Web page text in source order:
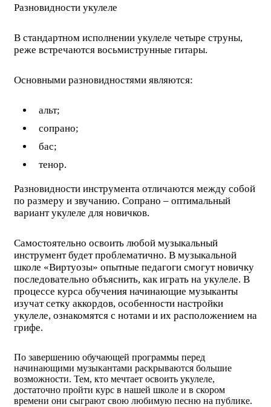
Разновидности укулеле
В стандартном исполнении укулеле четыре струны,
реже встречаются восьмиструнные гитары.
Основными разновидностями являются:
альт;
сопрано;
бас;
тенор.
Разновидности инструмента отличаются между собой
по размеру и звучанию. Сопрано – оптимальный
вариант укулеле для новичков.
Самостоятельно освоить любой музыкальный
инструмент будет проблематично. В музыкальной
школе «Виртуозы» опытные педагоги смогут новичку
последовательно объяснить, как играть на укулеле. В
процессе курса обучения начинающие музыканты
изучат сетку аккордов, особенности настройки
укулеле, ознакомятся с нотами и их расположением на
грифе.
По завершению обучающей программы перед
начинающими музыкантами раскрываются большие
возможности. Тем, кто мечтает освоить укулеле,
достаточно пройти курс в нашей школе и в скором
времени они сыграют свою любимую песню на публике.